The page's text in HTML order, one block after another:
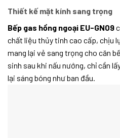
Thiết kế mặt kính sang trọng
Bếp gas hồng ngoại EU-GN09
chất liệu thủy tinh cao cấp, chịu
mang lại vẻ sang trọng cho căn
sinh sau khi nấu nướng, chỉ cần
lại sáng bóng như ban đầu.